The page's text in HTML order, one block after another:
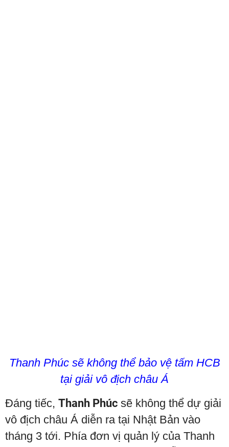
Thanh Phúc sẽ không thể bảo vệ tấm HCB
tại giải vô địch châu Á
Đáng tiếc, Thanh Phúc sẽ không thể dự giải
vô địch châu Á diễn ra tại Nhật Bản vào
tháng 3 tới. Phía đơn vị quản lý của Thanh